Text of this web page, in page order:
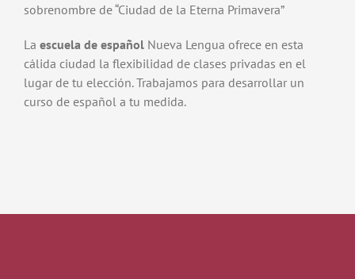
sobrenombre de “Ciudad de la Eterna Primavera”
La escuela de español Nueva Lengua ofrece en esta
cálida ciudad la flexibilidad de clases privadas en el
lugar de tu elección. Trabajamos para desarrollar un
curso de español a tu medida.